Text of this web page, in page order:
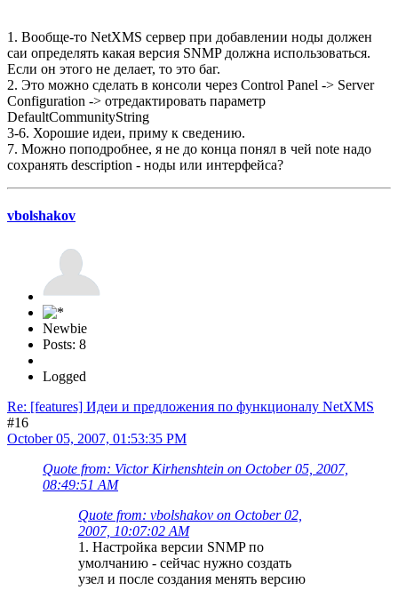
1. Вообще-то NetXMS сервер при добавлении ноды должен
саи определять какая версия SNMP должна использоваться.
Если он этого не делает, то это баг.
2. Это можно сделать в консоли через Control Panel -> Server
Configuration -> отредактировать параметр
DefaultCommunityString
3-6. Хорошие идеи, приму к сведению.
7. Можно поподробнее, я не до конца понял в чей note надо
сохранять description - ноды или интерфейса?
vbolshakov
Newbie
Posts: 8
Logged
Re: [features] Идеи и предложения по функционалу NetXMS
#16
October 05, 2007, 01:53:35 PM
Quote from: Victor Kirhenshtein on October 05, 2007,
08:49:51 AM
Quote from: vbolshakov on October 02,
2007, 10:07:02 AM
1. Настройка версии SNMP по
умолчанию - сейчас нужно создать
узел и после создания менять версию